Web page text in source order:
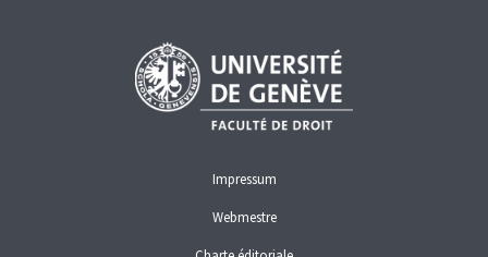
Impressum
Webmestre